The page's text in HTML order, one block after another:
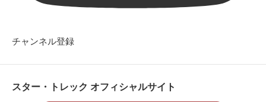
チャンネル登録
スター・トレック オフィシャルサイト